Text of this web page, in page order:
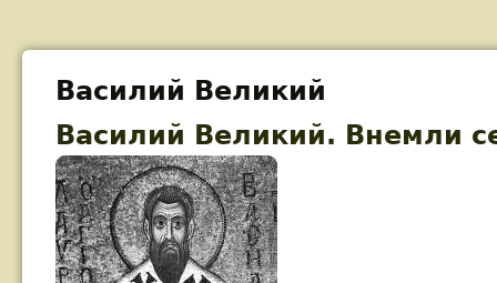
Василий Великий
Василий Великий. Внемли